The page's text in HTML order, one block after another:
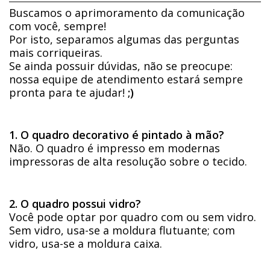
Buscamos o aprimoramento da comunicação
com você, sempre!
Por isto, separamos algumas das perguntas
mais corriqueiras.
Se ainda possuir dúvidas, não se preocupe:
nossa equipe de atendimento estará sempre
pronta para te ajudar! ;)
1. O quadro decorativo é pintado à mão?
Não. O quadro é impresso em modernas
impressoras de alta resolução sobre o tecido.
2. O quadro possui vidro?
Você pode optar por quadro com ou sem vidro.
Sem vidro, usa-se a moldura flutuante; com
vidro, usa-se a moldura caixa.